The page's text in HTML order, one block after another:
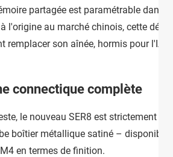
partagée est paramétrable dans
au marché chinois, cette
son aînée, hormis pour l'IA
connectique complète
le nouveau SER8 est strictement
boîtier métallique satiné – disponible
en termes de finition.